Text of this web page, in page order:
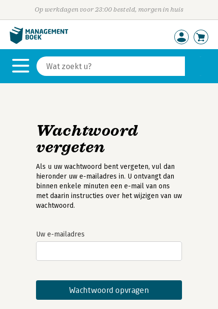
Op werkdagen voor 23:00 besteld, morgen in huis
Wachtwoord
vergeten
Als u uw wachtwoord bent vergeten, vul dan
hieronder uw e-mailadres in. U ontvangt dan
binnen enkele minuten een e-mail van ons
met daarin instructies over het wijzigen van uw
wachtwoord.
Uw e-mailadres